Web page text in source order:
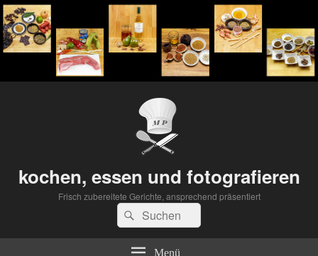
kochen, essen und fotografieren
Frisch zubereitete Gerichte, ansprechend präsentiert
Suchen
nach:
Suchen
Menü